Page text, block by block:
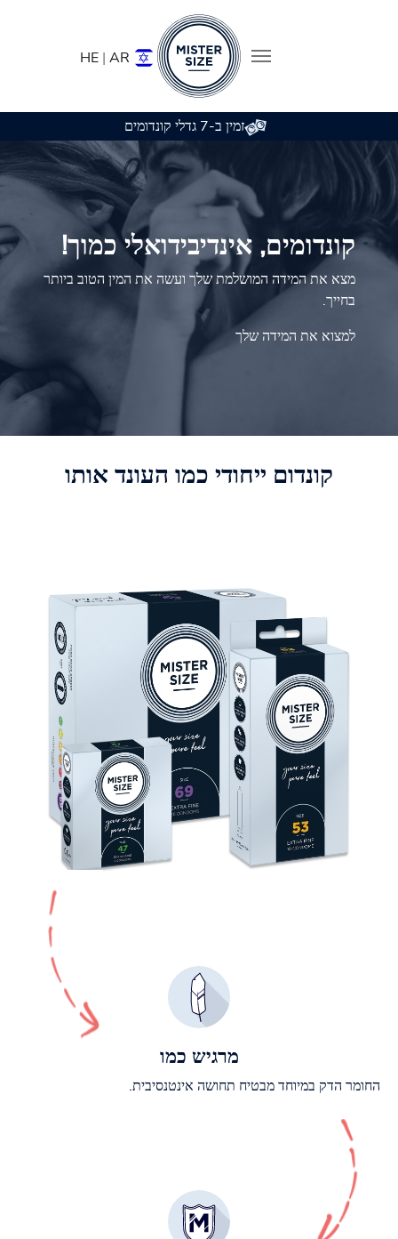
Skip to main content
HE | AR
זמין ב-7 גדלי קונדומים
קונדומים, אינדיבידואלי כמוך!
מצא את המידה המושלמת שלך ועשה את המין הטוב ביותר
בחייך.
למצוא את המידה שלך
קונדום ייחודי כמו העונד אותו
מרגיש כמו
החומר הדק במיוחד מבטיח תחושה אינטנסיבית.